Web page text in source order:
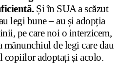
Și în SUA a scăzut
legi bune – au și adopția
pe care noi o interzicem,
mănunchiul de legi care dau
copiilor adoptați și acolo.